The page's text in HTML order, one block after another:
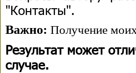
"Контакты".
Важно: Получение
Результат может
случае.